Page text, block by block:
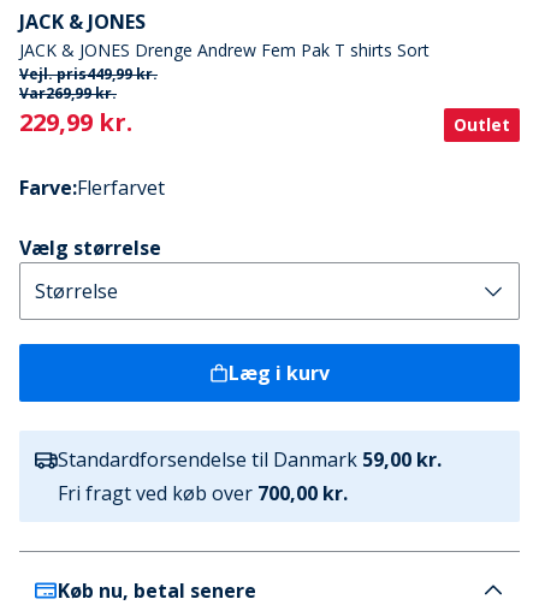
JACK & JONES
JACK & JONES Drenge Andrew Fem Pak T shirts Sort
Vejl. pris449,99 kr.
Var269,99 kr.
Current
229,99 kr. Outlet
Farve:Flerfarvet
Vælg størrelse
Læg i kurv
Standardforsendelse til Danmark 59,00 kr.
Fri fragt ved køb over 700,00 kr.
Køb nu, betal senere